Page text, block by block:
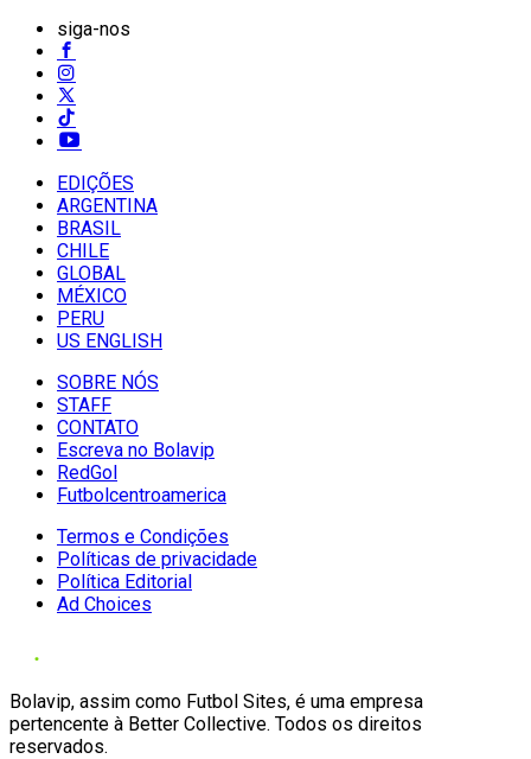
siga-nos
EDIÇÕES
ARGENTINA
BRASIL
CHILE
GLOBAL
MÉXICO
PERU
US ENGLISH
SOBRE NÓS
STAFF
CONTATO
Escreva no Bolavip
RedGol
Futbolcentroamerica
Termos e Condições
Políticas de privacidade
Política Editorial
Ad Choices
Bolavip, assim como Futbol Sites, é uma empresa
pertencente à Better Collective. Todos os direitos
reservados.